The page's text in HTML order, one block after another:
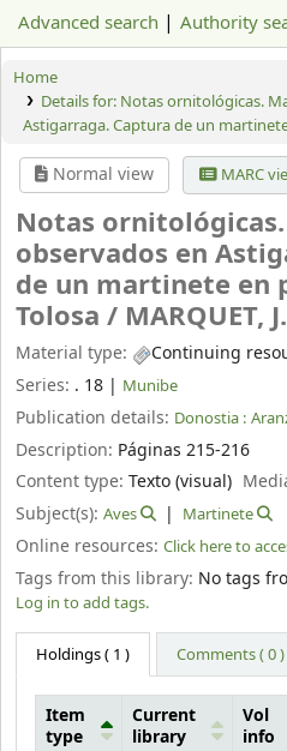
Advanced search Authority
Home
Details for: Notas ornitológicas.
Astigarraga. Captura de un
Normal view MARC
Notas
observados en
de un martinete en
Tolosa / MARQUET, J.
Material type:
Continuing
Series: . 18 | Munibe
Publication details: Donostia :
Description: Páginas 215-216
Content type: Texto (visual)
Subject(s): Aves Martinete
Online resources: Click here to
Tags from this library: No tags
Log in to add tags.
Holdings( 1 ) Comments ( 0 )
Item
type
Current
library
Vol
info